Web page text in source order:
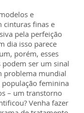
e
cinturas finas e
pela perfeição
dia isso parece
porém, esses
ser um sinal
problema mundial
população feminina
– um transtorno
Venha fazer